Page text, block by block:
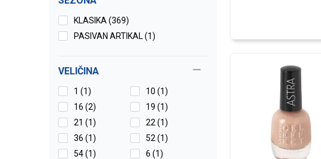
KLASIKA (369)
PASIVAN ARTIKAL (1)
VELIČINA
1 (1) 10 (1)
16 (2) 19 (1)
21 (1) 22 (1)
36 (1) 52 (1)
54(1) 6 (1)